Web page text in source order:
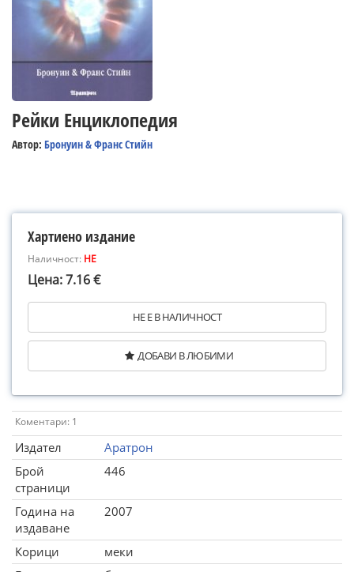
Рейки Енциклопедия
Автор: Бронуин & Франс Стийн
Хартиено издание
Наличност: НЕ
Цена: 7.16 €
НЕ Е В НАЛИЧНОСТ
ДОБАВИ В ЛЮБИМИ
Коментари: 1
Издател
Аратрон
Брой
страници
446
Година на
издаване
2007
Корици
меки